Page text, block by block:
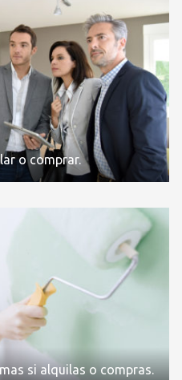
o comprar.
si alquilas o compras.